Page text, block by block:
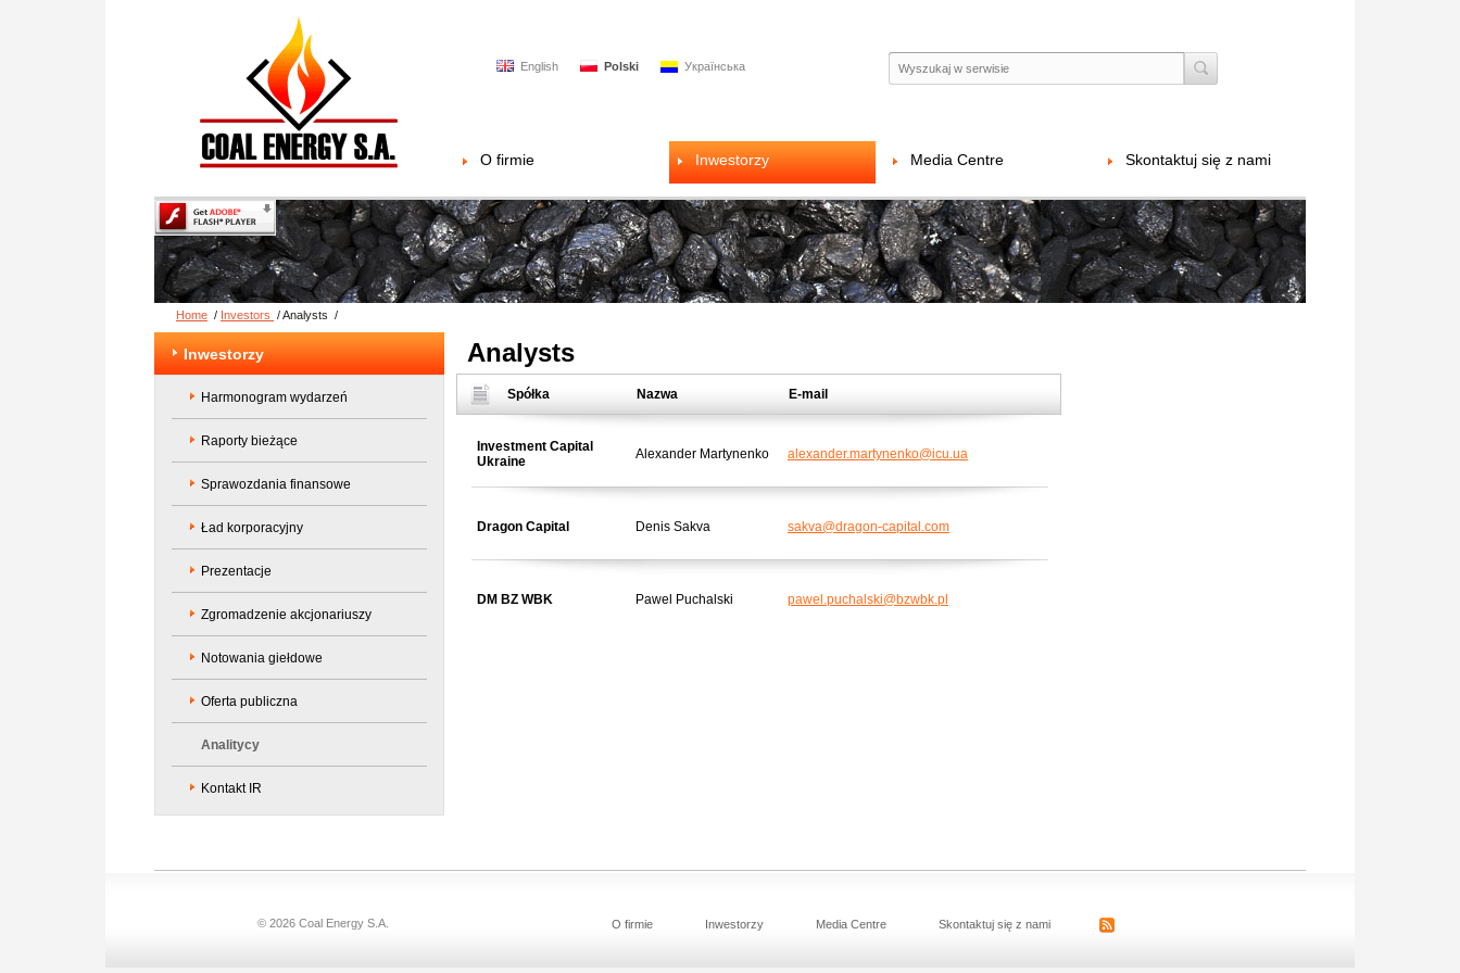
English Polski Українська
O firmie Inwestorzy Media Centre Skontaktuj się z nami
Home / Investors /Analysts /
Inwestorzy
Harmonogram wydarzeń
Raporty bieżące
Sprawozdania finansowe
Ład korporacyjny
Prezentacje
Zgromadzenie akcjonariuszy
Notowania giełdowe
Oferta publiczna
Analitycy
Kontakt IR
Analysts
Spółka Nazwa E-mail
Investment Capital
Ukraine
Alexander Martynenko alexander.martynenko@icu.ua
Dragon Capital Denis Sakva sakva@dragon-capital.com
DM BZ WBK Pawel Puchalski pawel.puchalski@bzwbk.pl
© 2026 Coal Energy S.A. O firmie Inwestorzy Media Centre Skontaktuj się z nami